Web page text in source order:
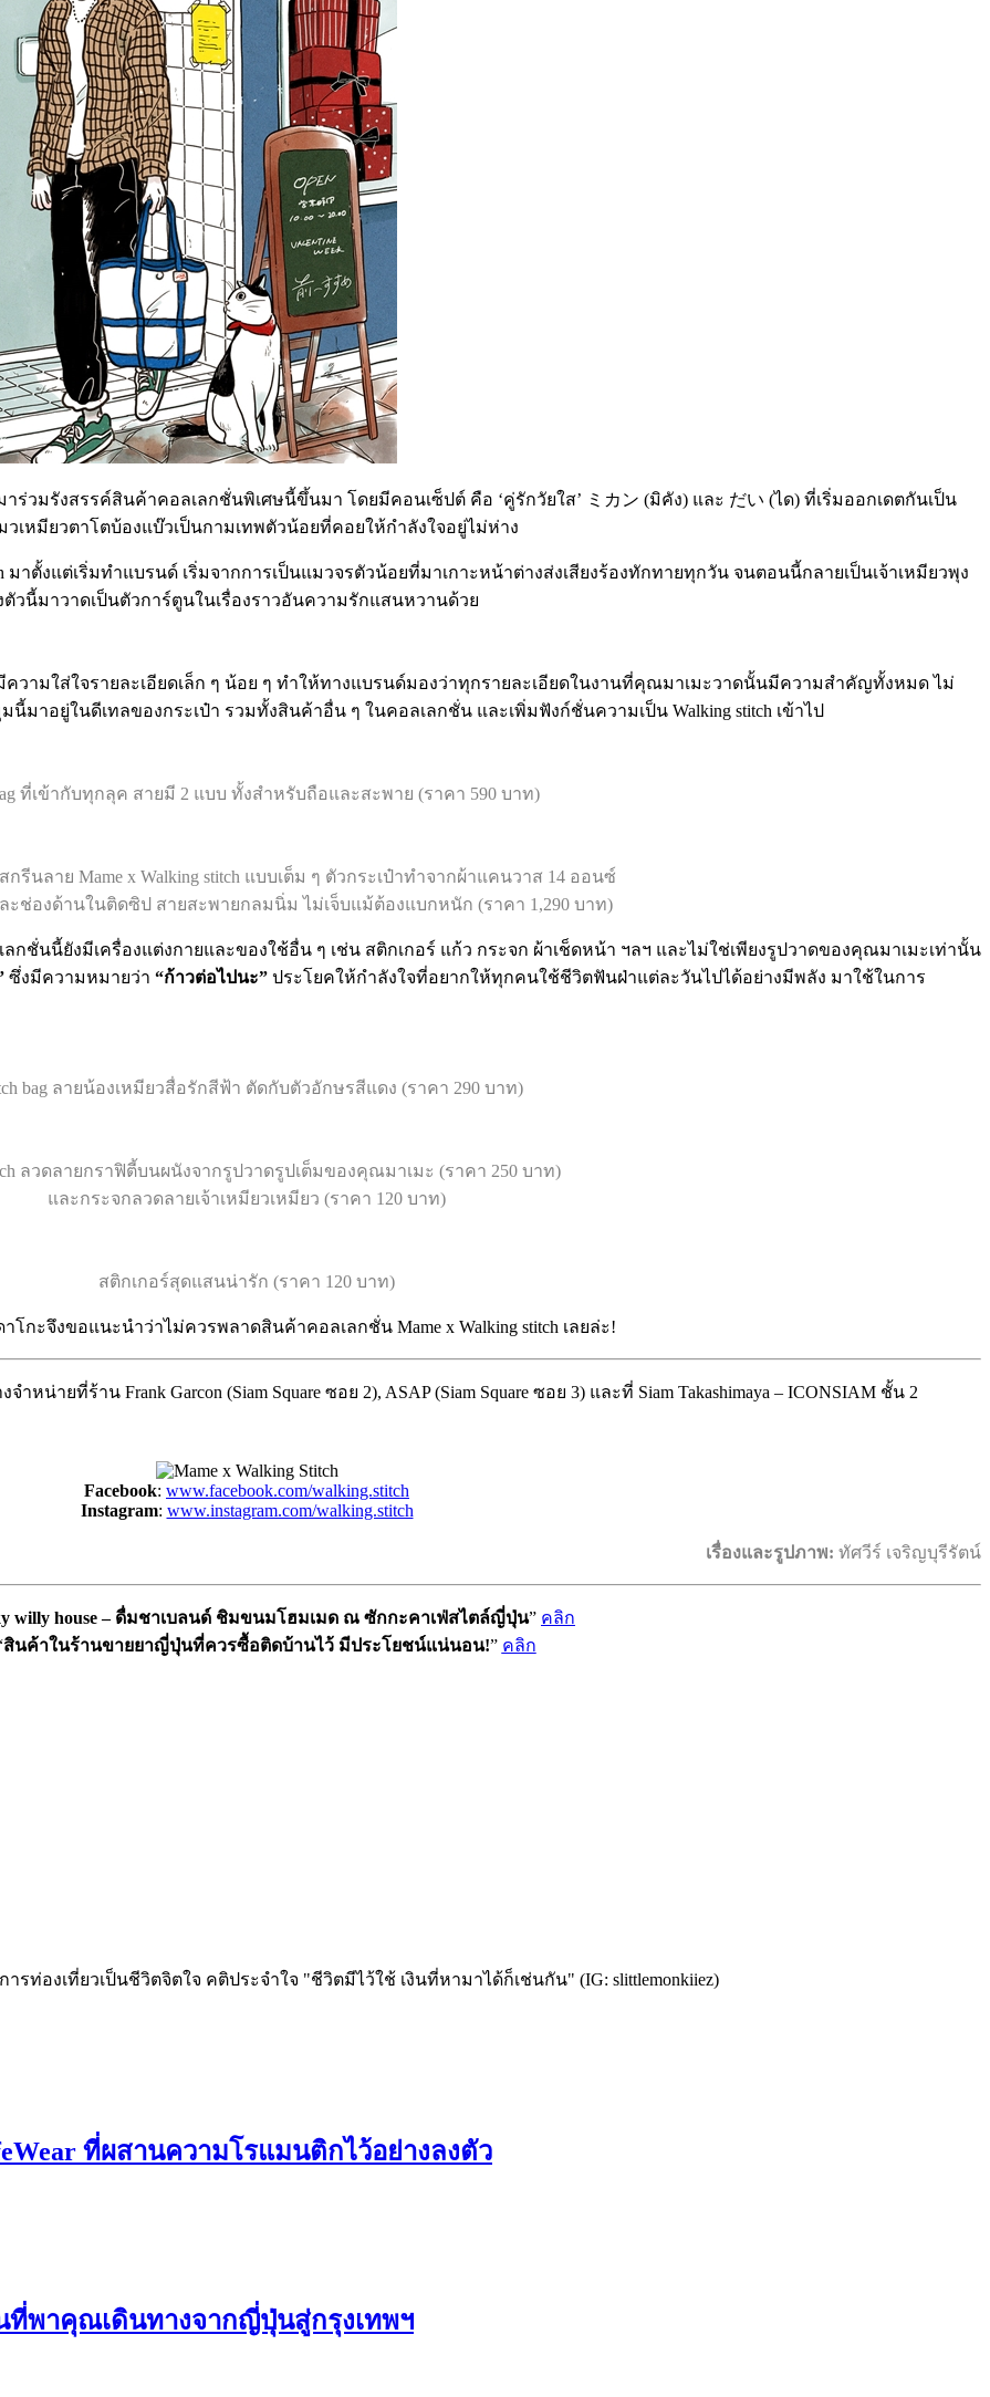
วมรังสรรค์สินค้าคอลเลกชั่นพิเศษนี้ขึ้นมา โดยมีคอนเซ็ปต์ คือ ‘คู่รักวัยใส’ ミカン (มิคัง) และ だい (ได) ที่เริ่มออกเดตกันเป็น
เหมียวตาโตบ้องแบ๊วเป็นกามเทพตัวน้อยที่คอยให้กำลังใจอยู่ไม่ห่าง
าตั้งแต่เริ่มทำแบรนด์ เริ่มจากการเป็นแมวจรตัวน้อยที่มาเกาะหน้าต่างส่งเสียงร้องทักทายทุกวัน จนตอนนี้กลายเป็นเจ้าเหมียวพุง
นี้มาวาดเป็นตัวการ์ตูนในเรื่องราวอันความรักแสนหวานด้วย
วามใส่ใจรายละเอียดเล็ก ๆ น้อย ๆ ทำให้ทางแบรนด์มองว่าทุกรายละเอียดในงานที่คุณมาเมะวาดนั้นมีความสำคัญทั้งหมด ไม่
มาอยู่ในดีเทลของกระเป๋า รวมทั้งสินค้าอื่น ๆ ในคอลเลกชั่น และเพิ่มฟังก์ชั่นความเป็น Walking stitch เข้าไป
ที่เข้ากับทุกลุค สายมี 2 แบบ ทั้งสำหรับถือและสะพาย (ราคา 590 บาท)
กรีนลาย Mame x Walking stitch แบบเต็ม ๆ ตัวกระเป๋าทำจากผ้าแคนวาส 14 ออนซ์
ะช่องด้านในติดซิป สายสะพายกลมนิ่ม ไม่เจ็บแม้ต้องแบกหนัก (ราคา 1,290 บาท)
ชั่นนี้ยังมีเครื่องแต่งกายและของใช้อื่น ๆ เช่น สติกเกอร์ แก้ว กระจก ผ้าเช็ดหน้า ฯลฯ และไม่ใช่เพียงรูปวาดของคุณมาเมะเท่านั้น
ซึ่งมีความหมายว่า “ก้าวต่อไปนะ” ประโยคให้กำลังใจที่อยากให้ทุกคนใช้ชีวิตฟันฝ่าแต่ละวันไปได้อย่างมีพลัง มาใช้ในการ
bag ลายน้องเหมียวสื่อรักสีฟ้า ตัดกับตัวอักษรสีแดง (ราคา 290 บาท)
ลวดลายกราฟิตี้บนผนังจากรูปวาดรูปเต็มของคุณมาเมะ (ราคา 250 บาท)
และกระจกลวดลายเจ้าเหมียวเหมียว (ราคา 120 บาท)
สติกเกอร์สุดแสนน่ารัก (ราคา 120 บาท)
ะจึงขอแนะนำว่าไม่ควรพลาดสินค้าคอลเลกชั่น Mame x Walking stitch เลยล่ะ!
ายที่ร้าน Frank Garcon (Siam Square ซอย 2), ASAP (Siam Square ซอย 3) และที่ Siam Takashimaya – ICONSIAM ชั้น 2
Facebook: www.facebook.com/walking.stitch
Instagram: www.instagram.com/walking.stitch
เรื่องและรูปภาพ: ทัศวีร์ เจริญบุรีรัตน์
willy house – ดื่มชาเบลนด์ ชิมขนมโฮมเมด ณ ซักกะคาเฟ่สไตล์ญี่ปุ่น” คลิก
สินค้าในร้านขายยาญี่ปุ่นที่ควรซื้อติดบ้านไว้ มีประโยชน์แน่นอน!” คลิก
ท่องเที่ยวเป็นชีวิตจิตใจ คติประจำใจ "ชีวิตมีไว้ใช้ เงินที่หามาได้ก็เช่นกัน" (IG: slittlemonkiiez)
ที่ผสานความโรแมนติกไว้อย่างลงตัว
ที่พาคุณเดินทางจากญี่ปุ่นสู่กรุงเทพฯ